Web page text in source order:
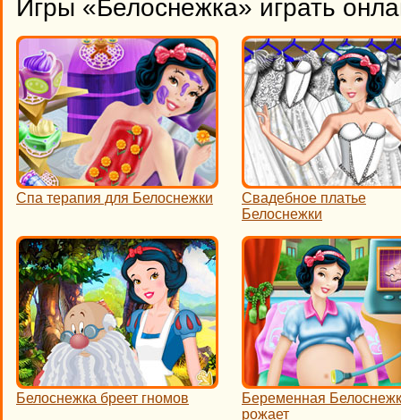
Игры «Белоснежка» играть
Спа терапия для Белоснежки
Свадебное платье
Белоснежки
Белоснежка бреет гномов
Беременная
рожает